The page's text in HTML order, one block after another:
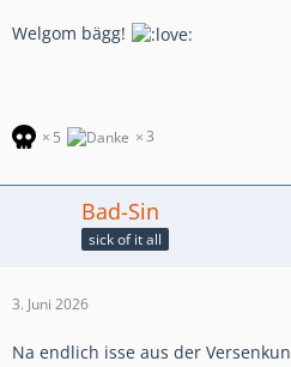
Welgom bägg!
5 3
Bad-Sin
sick of it all
3. Juni 2026
Na endlich isse aus der